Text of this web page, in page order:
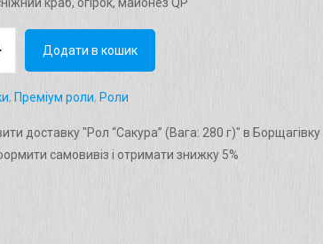
Додати в кошик
, Преміум роли, Роли
доставку "Рол “Сакура” (Вага: 280 г)" в
самовивіз і отримати знижку 5%